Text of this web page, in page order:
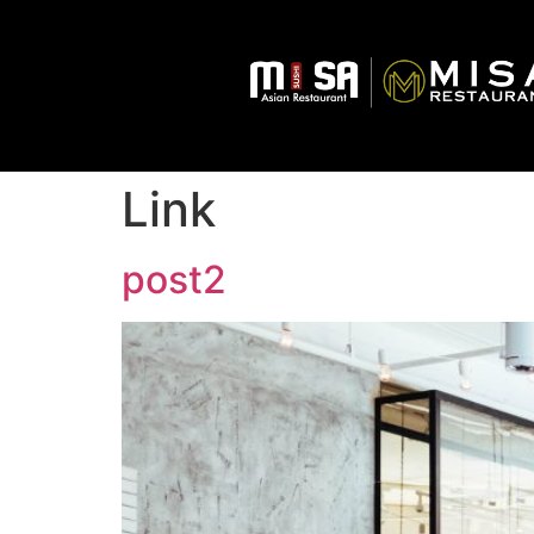
Link
post2